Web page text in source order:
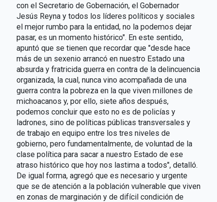
con el Secretario de Gobernación, el Gobernador
Jesús Reyna y todos los líderes políticos y sociales
el mejor rumbo para la entidad, no la podemos dejar
pasar, es un momento histórico". En este sentido,
apuntó que se tienen que recordar que "desde hace
más de un sexenio arrancó en nuestro Estado una
absurda y fratricida guerra en contra de la delincuencia
organizada, la cual, nunca vino acompañada de una
guerra contra la pobreza en la que viven millones de
michoacanos y, por ello, siete años después,
podemos concluir que esto no es de policías y
ladrones, sino de políticas públicas transversales y
de trabajo en equipo entre los tres niveles de
gobierno, pero fundamentalmente, de voluntad de la
clase política para sacar a nuestro Estado de ese
atraso histórico que hoy nos lastima a todos", detalló.
De igual forma, agregó que es necesario y urgente
que se de atención a la población vulnerable que viven
en zonas de marginación y de difícil condición de